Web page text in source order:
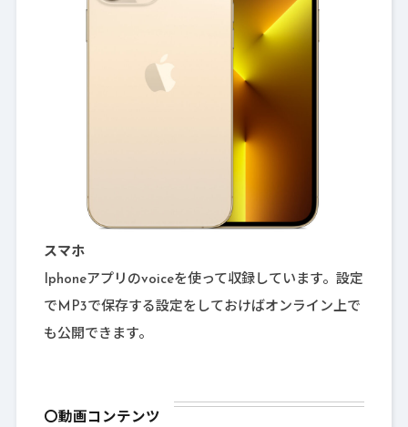
スマホ
Iphoneアプリのvoiceを使って収録しています。設定
でMP3で保存する設定をしておけばオンライン上で
も公開できます。
〇動画コンテンツ